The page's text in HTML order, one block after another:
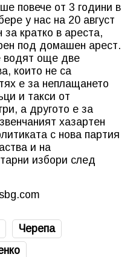
повече от 3 години в
у нас на 20 август
кратко в ареста,
под домашен арест.
водят още две
които не са
е за неплащането
и такси от
а другото е за
хазартен
с нова партия
и на
избори след
Черепа